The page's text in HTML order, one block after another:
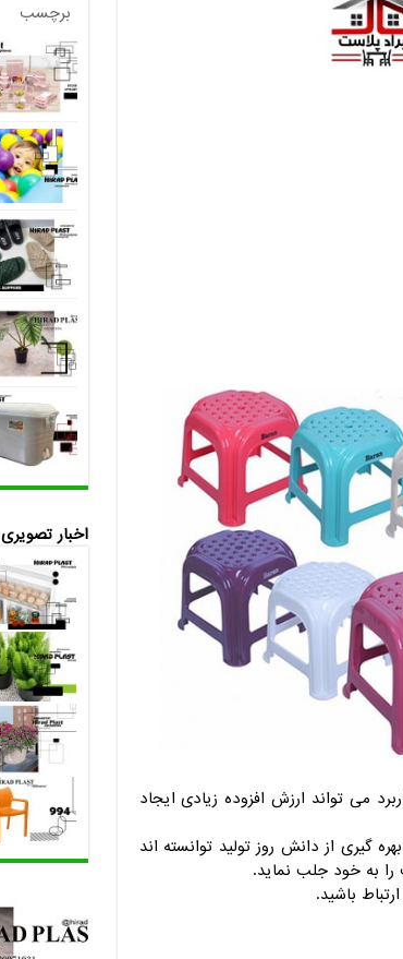
می تواند ارزش افزوده زیادی ایجاد
گیری از دانش روز تولید توانسته اند
را به خود جلب نماید.
باشید.
برچسب
اخبار تصویری